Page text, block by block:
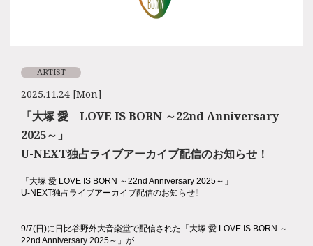
2025.11.24 [Mon]
ARTIST
「大塚 愛 LOVE IS BORN ～22nd Anniversary
2025～」
U-NEXT独占ライブアーカイブ配信のお知らせ！
「大塚 愛 LOVE IS BORN ～22nd Anniversary 2025～」
U-NEXT独占ライブアーカイブ配信のお知らせ‼️
9/7(日)に日比谷野外大音楽堂で配信された「大塚 愛 LOVE IS BORN ～
22nd Anniversary 2025～」が